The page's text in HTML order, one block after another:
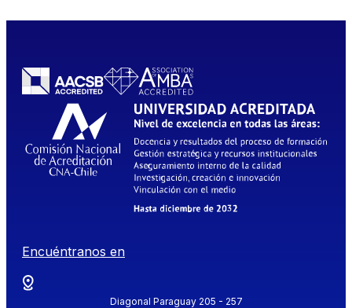
Encuéntranos en
Diagonal Paraguay 205 - 257